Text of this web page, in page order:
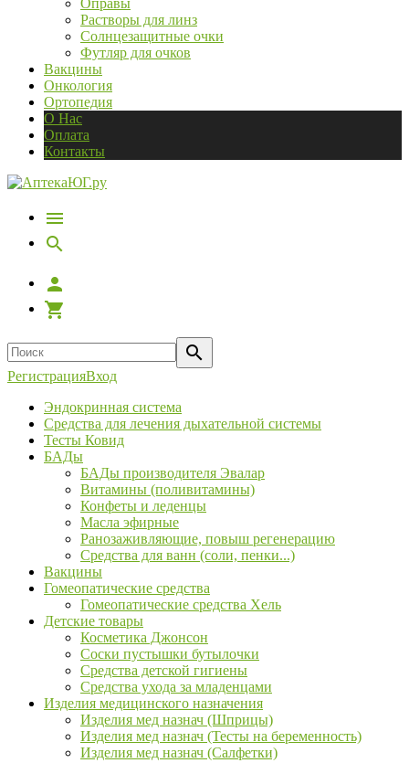
Оправы
Растворы для линз
Солнцезащитные очки
Футляр для очков
Вакцины
Онкология
Ортопедия
О Нас
Оплата
Контакты
РегистрацияВход
Эндокринная система
Средства для лечения дыхательной системы
Тесты Ковид
БАДы
БАДы производителя Эвалар
Витамины (поливитамины)
Конфеты и леденцы
Масла эфирные
Ранозаживляющие, повыш регенерацию
Средства для ванн (соли, пенки...)
Вакцины
Гомеопатические средства
Гомеопатические средства Хель
Детские товары
Косметика Джонсон
Соски пустышки бутылочки
Средства детской гигиены
Средства ухода за младенцами
Изделия медицинского назначения
Изделия мед назнач (Шприцы)
Изделия мед назнач (Тесты на беременность)
Изделия мед назнач (Салфетки)